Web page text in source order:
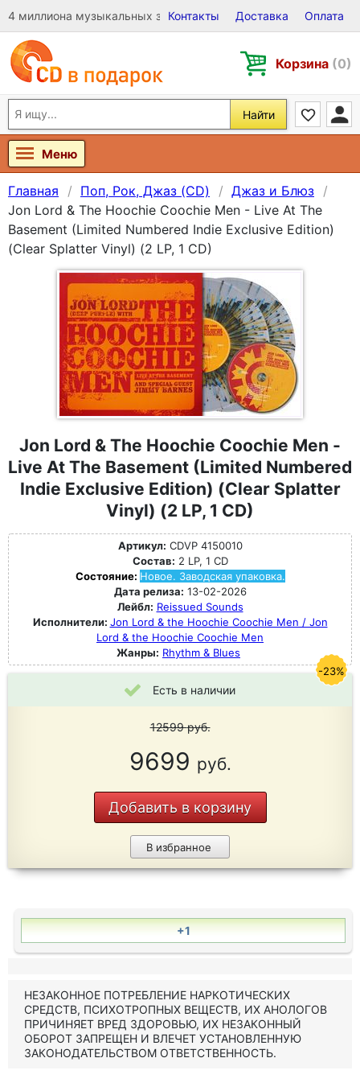
4 миллиона музыкальных записей на Виниле, CD и DVD
Контакты Доставка Оплата
Корзина (0)
Найти
Меню
Главная Поп, Рок, Джаз (CD)
Джаз и Блюз
Jon Lord & The Hoochie Coochie Men - Live At The
Basement (Limited Numbered Indie Exclusive Edition)
(Clear Splatter Vinyl) (2 LP, 1 CD)
Jon Lord & The Hoochie Coochie Men -
Live At The Basement (Limited Numbered
Indie Exclusive Edition) (Clear Splatter
Vinyl) (2 LP, 1 CD)
Артикул: CDVP 4150010
Состав: 2 LP, 1 CD
Состояние: Новое. Заводская упаковка.
Дата релиза: 13-02-2026
Лейбл: Reissued Sounds
Исполнители: Jon Lord & the Hoochie Coochie Men / Jon
Lord & the Hoochie Coochie Men
Жанры: Rhythm & Blues
Есть в наличии
12599руб.
9699 руб.
Добавить в корзину
В избранное
-23%
+1
НЕЗАКОННОЕ ПОТРЕБЛЕНИЕ НАРКОТИЧЕСКИХ
СРЕДСТВ, ПСИХОТРОПНЫХ ВЕЩЕСТВ, ИХ АНОЛОГОВ
ПРИЧИНЯЕТ ВРЕД ЗДОРОВЬЮ, ИХ НЕЗАКОННЫЙ
ОБОРОТ ЗАПРЕЩЕН И ВЛЕЧЕТ УСТАНОВЛЕННУЮ
ЗАКОНОДАТЕЛЬСТВОМ ОТВЕТСТВЕННОСТЬ.